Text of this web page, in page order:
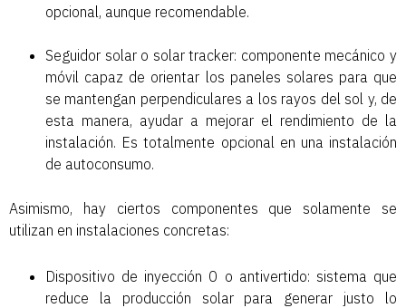
opcional, aunque recomendable.
Seguidor solar o solar tracker: componente mecánico y
móvil capaz de orientar los paneles solares para que
se mantengan perpendiculares a los rayos del sol y, de
esta manera, ayudar a mejorar el rendimiento de la
instalación. Es totalmente opcional en una instalación
de autoconsumo.
Asimismo, hay ciertos componentes que solamente se
utilizan en instalaciones concretas:
Dispositivo de inyección 0 o antivertido: sistema que
reduce la producción solar para generar justo lo